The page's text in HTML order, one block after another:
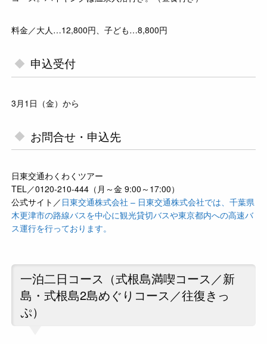
料金／大人…12,800円、子ども…8,800円
申込受付
3月1日（金）から
お問合せ・申込先
日東交通わくわくツアー
TEL／0120-210-444（月～金 9:00～17:00）
公式サイト／ 日東交通株式会社 – 日東交通株式会社では、千葉県
木更津市の路線バスを中心に観光貸切バスや東京都内への高速バ
ス運行を行っております。
一泊二日コース（式根島満喫コース／新
島・式根島2島めぐりコース／往復きっ
ぷ）